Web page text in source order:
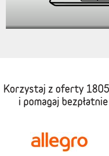
Korzystaj z oferty
i pomagaj